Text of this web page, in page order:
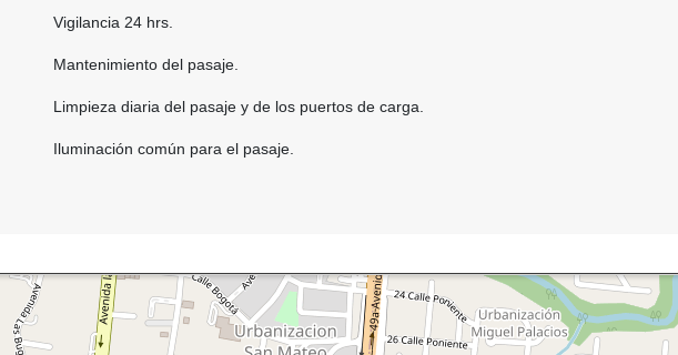
Vigilancia 24 hrs.
Mantenimiento del pasaje.
Limpieza diaria del pasaje y de los puertos de carga.
Iluminación común para el pasaje.